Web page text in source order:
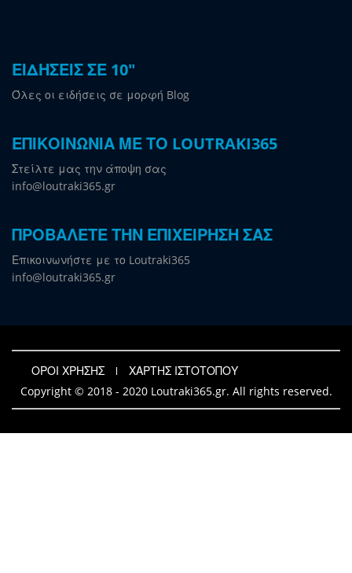
ΕΙΔΗΣΕΙΣ ΣΕ 10"
Όλες οι ειδήσεις σε μορφή Blog
ΕΠΙΚΟΙΝΩΝΙΑ ΜΕ ΤΟ LOUTRAKI365
Στείλτε μας την άποψη σας
info@loutraki365.gr
ΠΡΟΒΑΛΕΤΕ ΤΗΝ ΕΠΙΧΕΙΡΗΣΗ ΣΑΣ
Επικοινωνήστε με το Loutraki365
info@loutraki365.gr
ΟΡΟΙ ΧΡΗΣΗΣ
ΧΑΡΤΗΣ ΙΣΤΟΤΟΠΟΥ
Copyright © 2018 - 2020 Loutraki365.gr. All rights reserved.